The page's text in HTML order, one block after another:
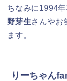
ちなみに1994
野芽生さんやお
ます。
りーちゃん